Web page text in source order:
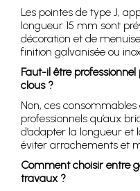
Les pointes de type J,
longueur 15 mm sont
décoration et de
finition galvanisée ou
Faut-il être
clous ?
Non, ces
professionnels qu’aux
d’adapter la longueur
éviter arrachements et
Comment choisir entre
travaux ?